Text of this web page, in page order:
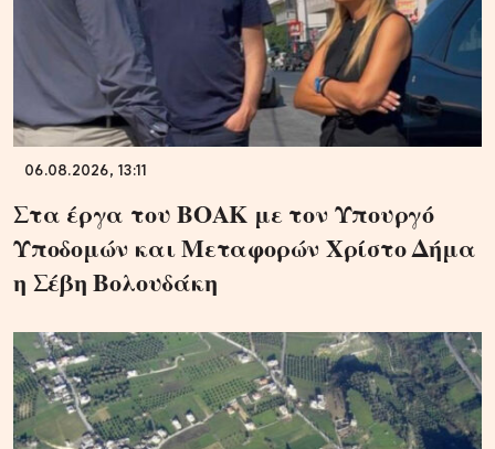
06.08.2026, 13:11
Στα έργα του ΒΟΑΚ με τον Υπουργό
Υποδομών και Μεταφορών Χρίστο Δήμα
η Σέβη Βολουδάκη